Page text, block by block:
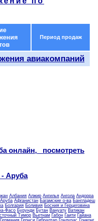
Период продаж
авиакомпаний
онлайн, посмотреть
Аруба
Албания Алжир Ангилья Ангола Андорра
Аруба Афганистан Багамские о-ва Бангладеш
Болгария Боливия Босния и Герцеговина
Фасо Бурунди Бутан Вануату Ватикан
Тимор Вьетнам Габон Гаити Гайана
Германия Гернси Гибралтар Гондурас Гонконг